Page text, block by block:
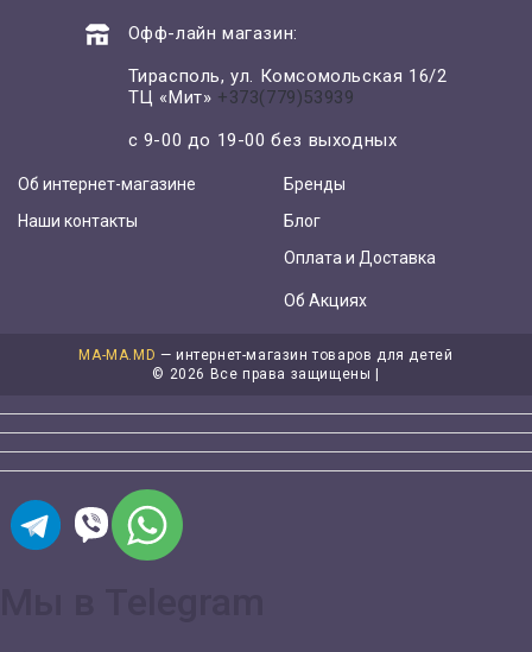
Офф-лайн магазин:
Тирасполь, ул. Комсомольская 16/2
ТЦ «Мит» +373(779)53939
с 9-00 до 19-00 без выходных
Об интернет-магазине
Наши контакты
Бренды
Блог
Оплата и Доставка
Об Акциях
MA-MA.MD — интернет-магазин товаров для детей
© 2026 Все права защищены |